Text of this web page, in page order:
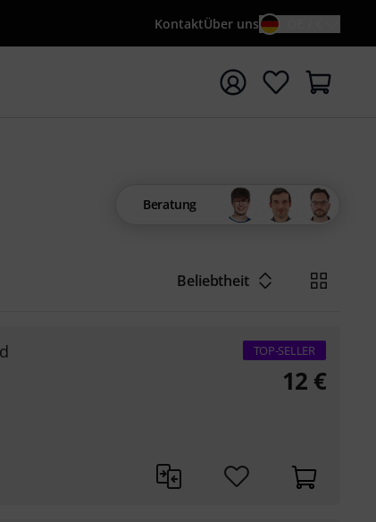
KontaktÜber uns
Suchwort {searchTerm} starten
Beratung
Beliebtheit
TOP-SELLER
12 €